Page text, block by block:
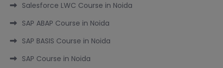
Salesforce LWC Course in Noida
SAP ABAP Course in Noida
SAP BASIS Course in Noida
SAP Course in Noida